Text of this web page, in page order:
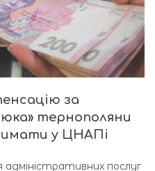
за
тернополяни
у ЦНАПі
послуг